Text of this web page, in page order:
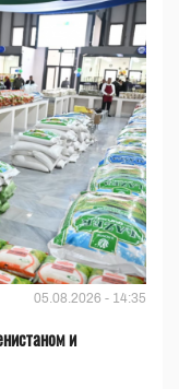
05.08.2026 - 14:35
и